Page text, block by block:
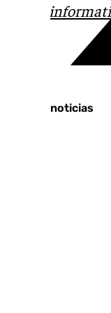
Últimas noticias